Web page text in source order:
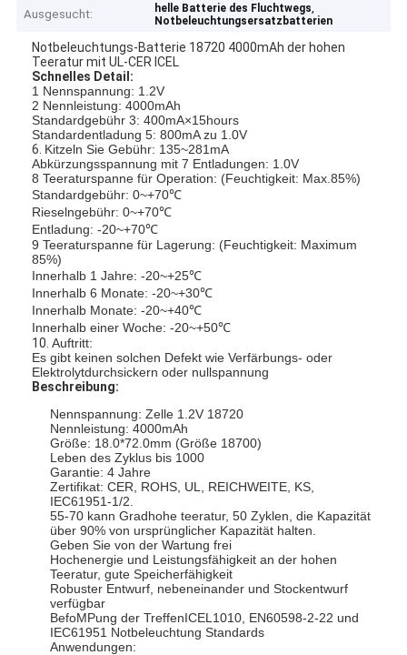
Ausgesucht: helle Batterie des Fluchtwegs,
Notbeleuchtungsersatzbatterien
Notbeleuchtungs-Batterie 18720 4000mAh der hohen
Teeratur mit UL-CER ICEL
Schnelles Detail:
1 Nennspannung: 1.2V
2 Nennleistung: 4000mAh
Standardgebühr 3: 400mA×15hours
Standardentladung 5: 800mA zu 1.0V
6. Kitzeln Sie Gebühr: 135~281mA
Abkürzungsspannung mit 7 Entladungen: 1.0V
8 Teeraturspanne für Operation: (Feuchtigkeit: Max.85%)
Standardgebühr: 0~+70℃
Rieselngebühr: 0~+70℃
Entladung: -20~+70℃
9 Teeraturspanne für Lagerung: (Feuchtigkeit: Maximum
85%)
Innerhalb 1 Jahre: -20~+25℃
Innerhalb 6 Monate: -20~+30℃
Innerhalb Monate: -20~+40℃
Innerhalb einer Woche: -20~+50℃
10.Auftritt:
Es gibt keinen solchen Defekt wie Verfärbungs- oder
Elektrolytdurchsickern oder nullspannung
Beschreibung:
Nennspannung: Zelle 1.2V 18720
Nennleistung: 4000mAh
Größe: 18.0*72.0mm (Größe 18700)
Leben des Zyklus bis 1000
Garantie: 4 Jahre
Zertifikat: CER, ROHS, UL, REICHWEITE, KS,
IEC61951-1/2.
55-70 kann Gradhohe teeratur, 50 Zyklen, die Kapazität
über 90% von ursprünglicher Kapazität halten.
Geben Sie von der Wartung frei
Hochenergie und Leistungsfähigkeit an der hohen
Teeratur, gute Speicherfähigkeit
Robuster Entwurf, nebeneinander und Stockentwurf
verfügbar
BefoMPung der TreffenICEL1010, EN60598-2-22 und
IEC61951 Notbeleuchtung Standards
Anwendungen: